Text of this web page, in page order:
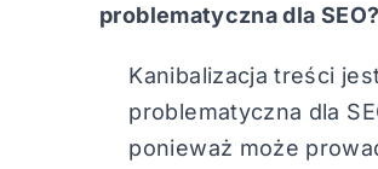
problematyczna dla SEO?
Kanibalizacja treści
problematyczna dla
ponieważ może